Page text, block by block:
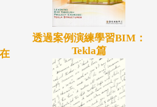
透過案例演練學習BIM：
Tekla篇